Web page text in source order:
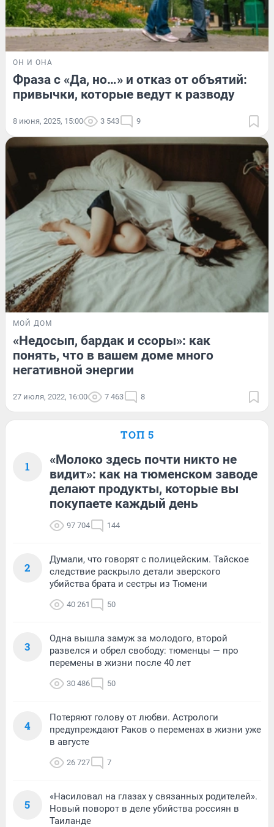
ОН И ОНА
Фраза с «Да, но…» и отказ от объятий:
привычки, которые ведут к разводу
8 июня, 2025, 15:00 3 543 9
МОЙ ДОМ
«Недосып, бардак и ссоры»: как
понять, что в вашем доме много
негативной энергии
27 июля, 2022, 16:00 7 463 8
ТОП 5
1
«Молоко здесь почти никто не
видит»: как на тюменском заводе
делают продукты, которые вы
покупаете каждый день
97 704 144
2
Думали, что говорят с полицейским. Тайское
следствие раскрыло детали зверского
убийства брата и сестры из Тюмени
40 261 50
3
Одна вышла замуж за молодого, второй
развелся и обрел свободу: тюменцы — про
перемены в жизни после 40 лет
30 486 50
4
Потеряют голову от любви. Астрологи
предупреждают Раков о переменах в жизни уже
в августе
26 727 7
5
«Насиловал на глазах у связанных родителей».
Новый поворот в деле убийства россиян в
Таиланде